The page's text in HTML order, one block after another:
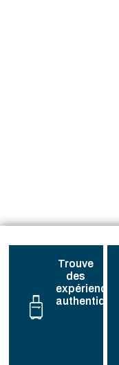
Trouve
des
expériences
authentiques